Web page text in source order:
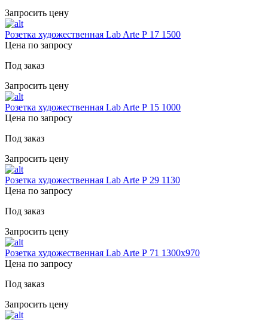
Запросить цену
Розетка художественная Lab Arte Р 17 1500
Цена по запросу
Под заказ
Запросить цену
Розетка художественная Lab Arte Р 15 1000
Цена по запросу
Под заказ
Запросить цену
Розетка художественная Lab Arte Р 29 1130
Цена по запросу
Под заказ
Запросить цену
Розетка художественная Lab Arte Р 71 1300х970
Цена по запросу
Под заказ
Запросить цену